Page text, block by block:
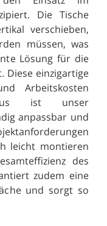
Die Tische
verschieben,
müssen, was
Lösung für die
Diese einzigartige
Arbeitskosten
ist unser
anpassbar und
leicht montieren
des
zudem eine
und sorgt so